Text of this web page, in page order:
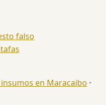
falso
en Maracaibo ·